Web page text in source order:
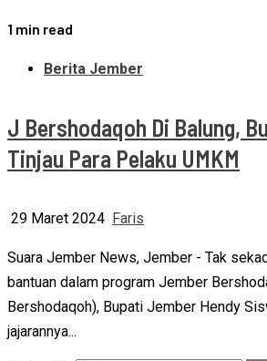
1 min read
Berita Jember
J Bershodaqoh Di Balung,
Tinjau Para Pelaku UMKM
29 Maret 2024 Faris
Suara Jember News, Jember - Tak
bantuan dalam program Jember
Bershodaqoh), Bupati Jember Hendy
jajarannya...